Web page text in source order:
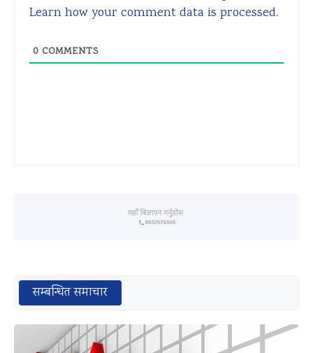
Learn how your comment data is processed.
0 COMMENTS
सम्बन्धित समाचार